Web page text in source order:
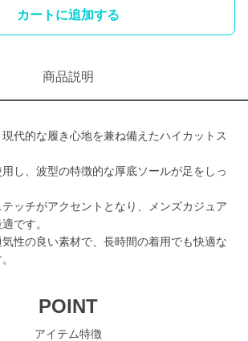
カートに追加する
商品説明
代的な履き心地を兼ね備えたハイカットス
し、波型の特徴的な厚底ソールが足をしっ
ッチがアクセントとなり、メンズカジュア
です。
性の良い素材で、長時間の着用でも快適な
POINT
アイテム特徴